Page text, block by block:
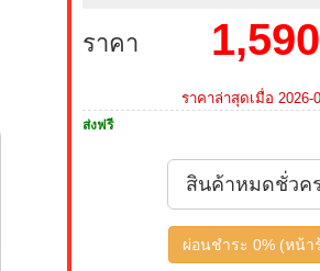
ราคา 1,590
ราคาล่าสุดเมื่อ 2026-
ส่งฟรี
สินค้าหมดชั่วค
ผ่อนชำระ 0% (หน้า